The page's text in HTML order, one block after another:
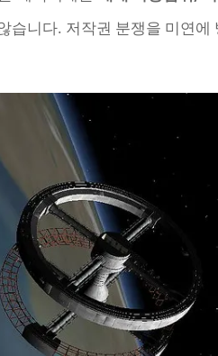
니다. 저작권 분쟁을 미연